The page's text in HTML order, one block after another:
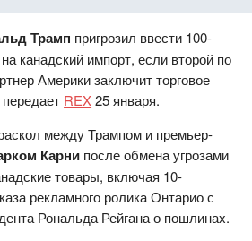
Трамп пригрозил ввести 100-
канадский импорт, если второй по
Америки заключит торговое
REX25 января.
между Трампом и премьер-
Карни после обмена угрозами
товары, включая 10-
рекламного ролика Онтарио с
Рональда Рейгана о пошлинах.